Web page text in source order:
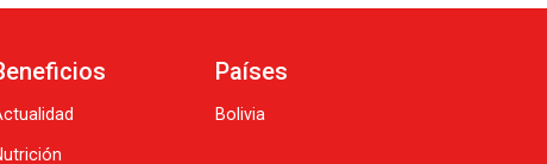
Países
Bolivia